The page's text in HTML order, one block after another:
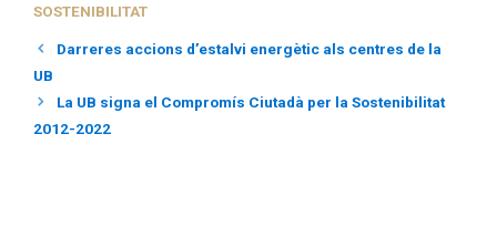
SOSTENIBILITAT
Darreres accions d’estalvi energètic als centres de la
UB
La UB signa el Compromís Ciutadà per la Sostenibilitat
2012-2022